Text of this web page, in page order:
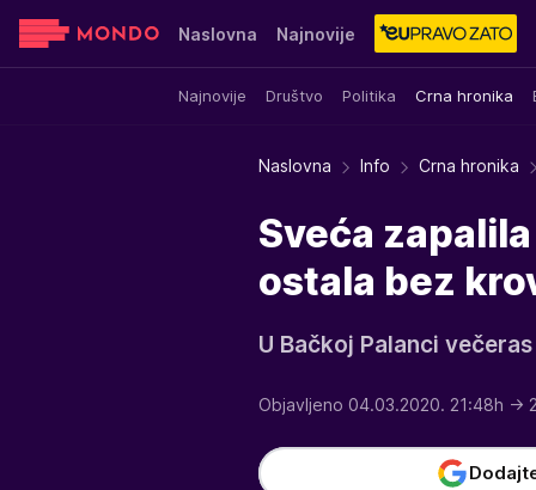
Naslovna Najnovije
Najnovije Društvo Politika Crna hronika
Sensa Stvar ukusa Yumama
Naslovna Info Crna hronika
Sveća
ostala bez
U Bačkoj Palanci
Objavljeno 04.03.2020. 21:48h →